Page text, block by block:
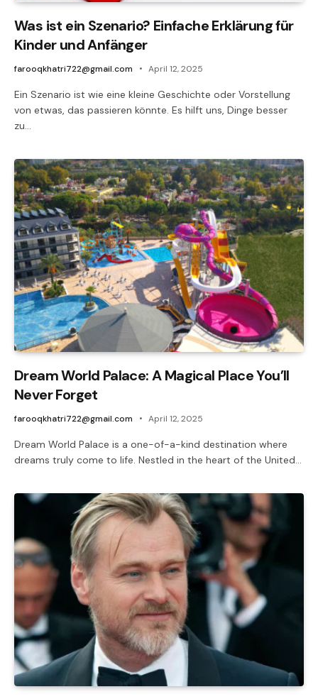
Was ist ein Szenario? Einfache Erklärung für
Kinder und Anfänger
farooqkhatri722@gmail.com April 12, 2025
Ein Szenario ist wie eine kleine Geschichte oder Vorstellung
von etwas, das passieren könnte. Es hilft uns, Dinge besser
zu…
Dream World Palace: A Magical Place You’ll
Never Forget
farooqkhatri722@gmail.com April 12, 2025
Dream World Palace is a one-of-a-kind destination where
dreams truly come to life. Nestled in the heart of the United…